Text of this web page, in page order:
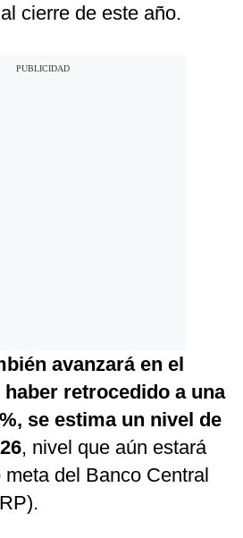
cierre de este año.
avanzará en el
haber retrocedido a una
se estima un nivel de
, nivel que aún estará
del Banco Central